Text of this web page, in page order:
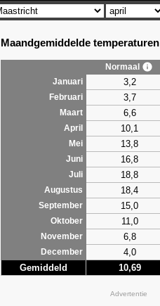
Maandgemiddelde temperaturen
Normaal
Januari
3,2
Februari 3,7
Maart 6,6
April 10,1
Mei
13,8
Juni
16,8
Juli
18,8
Augustus
18,4
September
15,0
Oktober
11,0
November
6,8
December
4,0
Gemiddeld 10,69
Advertentie